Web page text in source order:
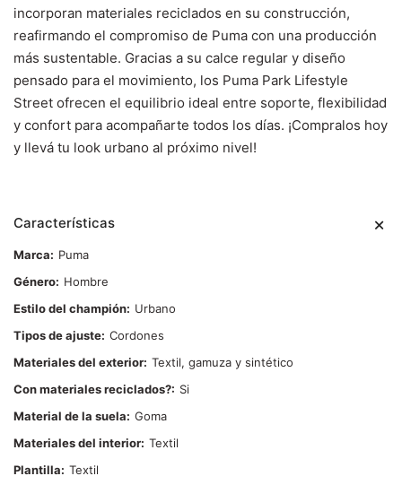
incorporan materiales reciclados en su construcción,
reafirmando el compromiso de Puma con una producción
más sustentable. Gracias a su calce regular y diseño
pensado para el movimiento, los Puma Park Lifestyle
Street ofrecen el equilibrio ideal entre soporte, flexibilidad
y confort para acompañarte todos los días. ¡Compralos hoy
y llevá tu look urbano al próximo nivel!
Características
Marca
Puma
Género
Hombre
Estilo del champión
Urbano
Tipos de ajuste Cordones
Materiales del exterior Textil, gamuza y sintético
Con materiales reciclados?
Si
Material de la suela
Goma
Materiales del interior Textil
Plantilla
Textil